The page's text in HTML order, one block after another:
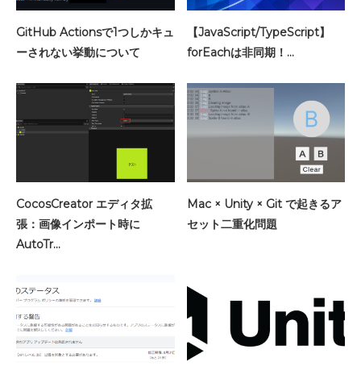
GitHub Actionsで1つしかキュ
ーされない挙動について
【JavaScript/TypeScript】
forEachは非同期！…
CocosCreator エディタ拡
張：画像インポート時に
AutoTr…
Mac × Unity × Git で起きるア
セット二重化問題